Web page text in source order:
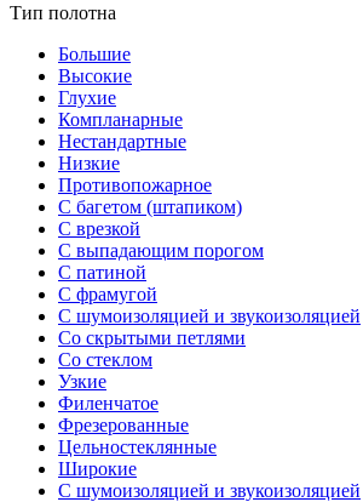
Тип полотна
Большие
Высокие
Глухие
Компланарные
Нестандартные
Низкие
Противопожарное
С багетом (штапиком)
С врезкой
С выпадающим порогом
С патиной
С фрамугой
С шумоизоляцией и звукоизоляцией
Со скрытыми петлями
Со стеклом
Узкие
Филенчатое
Фрезерованные
Цельностеклянные
Широкие
С шумоизоляцией и звукоизоляцией